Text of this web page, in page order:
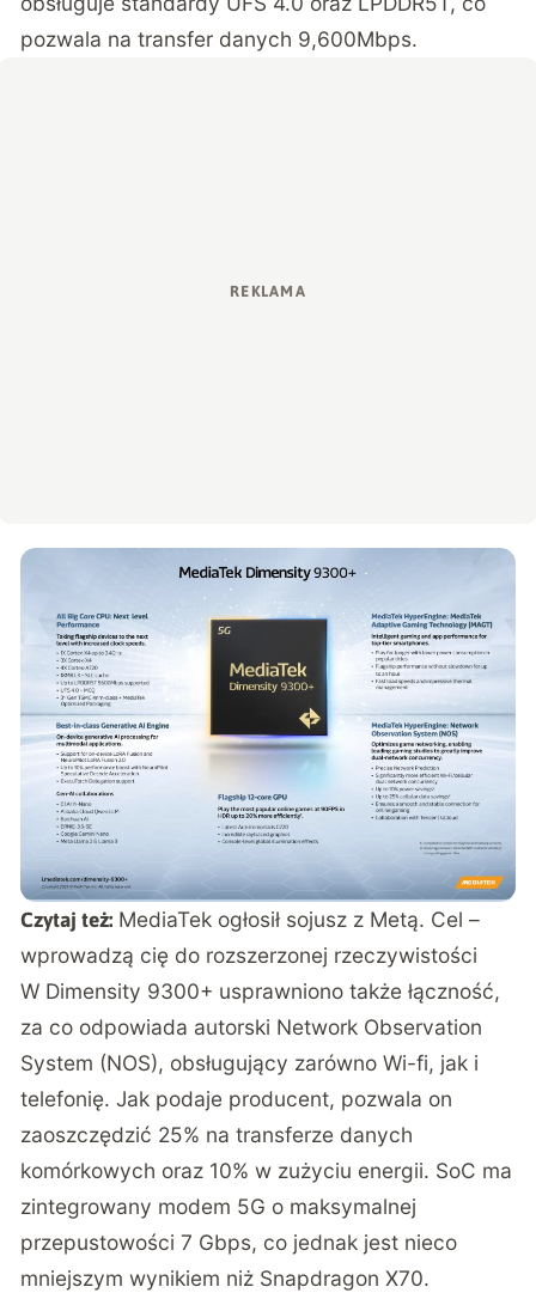
pozwala na transfer danych 9,600Mbps.
Czytaj też: MediaTek ogłosił sojusz z Metą. Cel –
wprowadzą cię do rozszerzonej rzeczywistości
W Dimensity 9300+ usprawniono także łączność,
za co odpowiada autorski Network Observation
System (NOS), obsługujący zarówno Wi-fi, jak i
telefonię. Jak podaje producent, pozwala on
zaoszczędzić 25% na transferze danych
komórkowych oraz 10% w zużyciu energii. SoC ma
zintegrowany modem 5G o maksymalnej
przepustowości 7 Gbps, co jednak jest nieco
mniejszym wynikiem niż Snapdragon X70.